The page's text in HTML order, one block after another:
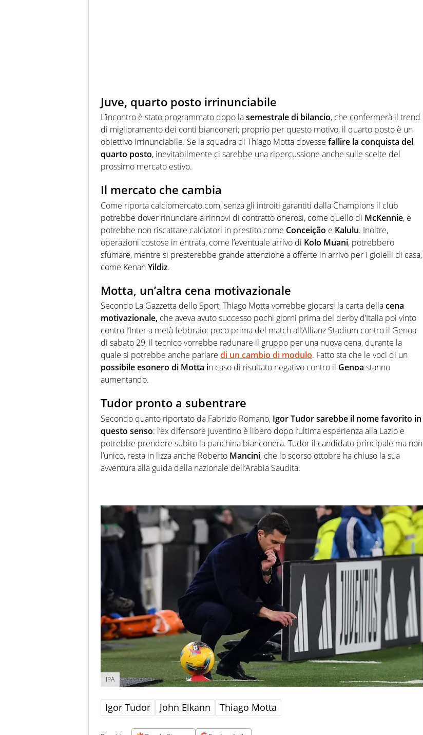
Juve, quarto posto irrinunciabile
L’incontro è stato programmato dopo lasemestrale di bilancio, che confermerà il trend
di miglioramento dei conti bianconeri; proprio per questo motivo, il quarto posto è un
obiettivo irrinunciabile. Se la squadra di Thiago Motta dovesse fallire la conquista del
quarto posto, inevitabilmente ci sarebbe una ripercussione anche sulle scelte del
prossimo mercato estivo.
Il mercato che cambia
Come riporta calciomercato.com, senza gli introiti garantiti dalla Champions il club
potrebbe dover rinunciare a rinnovi di contratto onerosi, come quello di McKennie, e
potrebbe non riscattare calciatori in prestito come Conceição e Kalulu. Inoltre,
operazioni costose in entrata, come l’eventuale arrivo di Kolo Muani, potrebbero
sfumare, mentre si presterebbe grande attenzione a offerte in arrivo per i gioielli di casa,
come KenanYildiz.
Motta, un’altra cena motivazionale
Secondo La Gazzetta dello Sport, Thiago Motta vorrebbe giocarsi la carta dellacena
motivazionale, che aveva avuto successo pochi giorni prima del derby d’Italia poi vinto
contro l’Inter a metà febbraio: poco prima del match all’Allianz Stadium contro il Genoa
di sabato 29, il tecnico vorrebbe radunare il gruppo per una nuova cena, durante la
quale si potrebbe anche parlare di un cambio di modulo. Fatto sta che le voci di un
possibile esonero di Motta in caso di risultato negativo contro il Genoa stanno
aumentando.
Tudor pronto a subentrare
Secondo quanto riportato da Fabrizio Romano, Igor Tudor sarebbe il nome favorito in
questo senso: l’ex difensore juventino è libero dopo l’ultima esperienza alla Lazio e
potrebbe prendere subito la panchina bianconera. Tudor il candidato principale ma non
l’unico, resta in lizza anche Roberto Mancini, che lo scorso ottobre ha chiuso la sua
avventura alla guida della nazionale dell’Arabia Saudita.
IPA
Igor Tudor John Elkann Thiago Motta